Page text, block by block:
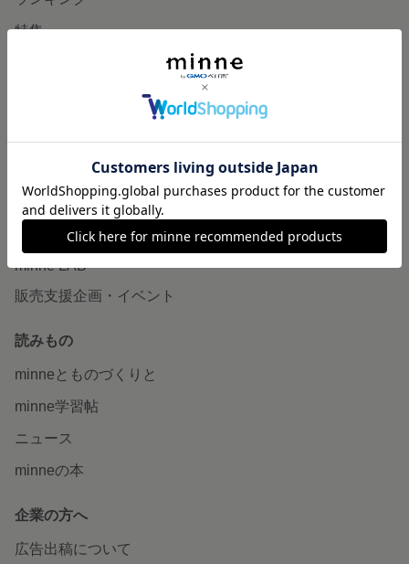
特集
食品販売
ヴィンテージ販売
ダウンロード販売
minne PLUS
minne LAB
販売支援企画・イベント
読みもの
minneとものづくりと
minne学習帖
ニュース
minneの本
企業の方へ
広告出稿について